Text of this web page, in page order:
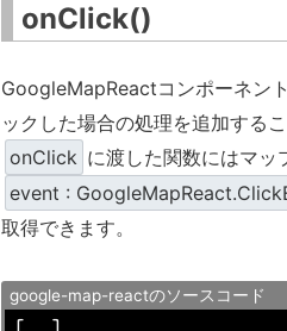
onClick()
GoogleMapReactコンポーネン
ックした場合の処理を追加するこ
onClick に渡した関数にはマッ
event :
取得できます。
google-map-reactのソースコード